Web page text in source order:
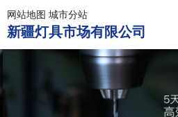
网站地图 城市分站
新疆灯具市场有限公司